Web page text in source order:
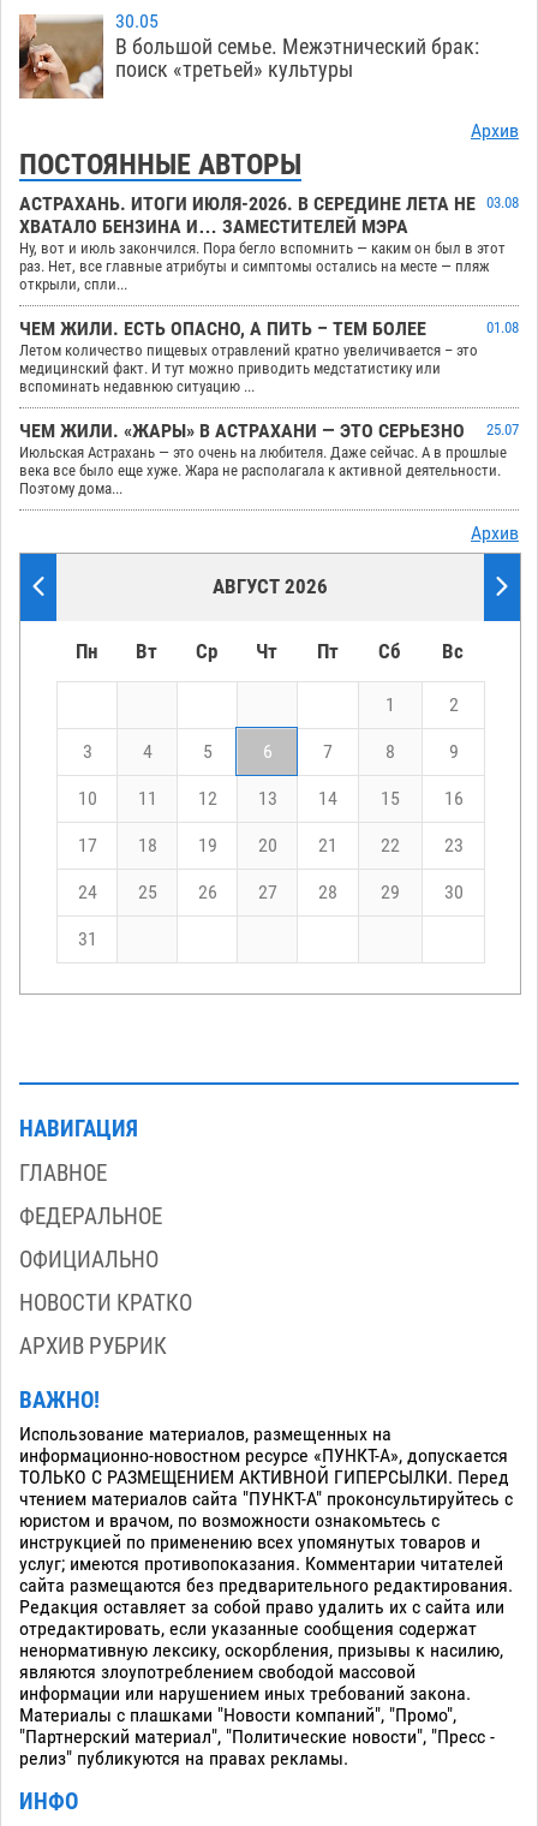
30.05
В большой семье. Межэтнический брак:
поиск «третьей» культуры
Архив
ПОСТОЯННЫЕ АВТОРЫ
АСТРАХАНЬ. ИТОГИ ИЮЛЯ-2026. В СЕРЕДИНЕ ЛЕТА НЕ
ХВАТАЛО БЕНЗИНА И… ЗАМЕСТИТЕЛЕЙ МЭРА
03.08
Ну, вот и июль закончился. Пора бегло вспомнить — каким он был в этот
раз. Нет, все главные атрибуты и симптомы остались на месте — пляж
открыли, спли...
ЧЕМ ЖИЛИ. ЕСТЬ ОПАСНО, А ПИТЬ – ТЕМ БОЛЕЕ
01.08
Летом количество пищевых отравлений кратно увеличивается – это
медицинский факт. И тут можно приводить медстатистику или
вспоминать недавнюю ситуацию ...
ЧЕМ ЖИЛИ. «ЖАРЫ» В АСТРАХАНИ — ЭТО СЕРЬЕЗНО
25.07
Июльская Астрахань — это очень на любителя. Даже сейчас. А в прошлые
века все было еще хуже. Жара не располагала к активной деятельности.
Поэтому дома...
Архив
АВГУСТ 2026
Пн Вт Ср Чт Пт Сб Вс
1 2
3 4 5 6 7 8 9
10 11 12 13 14 15 16
17 18 19 20 21 22 23
24 25 26 27 28 29 30
31
НАВИГАЦИЯ
ГЛАВНОЕ
ФЕДЕРАЛЬНОЕ
ОФИЦИАЛЬНО
НОВОСТИ КРАТКО
АРХИВ РУБРИК
ВАЖНО!
Использование материалов, размещенных на
информационно-новостном ресурсе «ПУНКТ-А», допускается
ТОЛЬКО С РАЗМЕЩЕНИЕМ АКТИВНОЙ ГИПЕРСЫЛКИ. Перед
чтением материалов сайта "ПУНКТ-А" проконсультируйтесь с
юристом и врачом, по возможности ознакомьтесь с
инструкцией по применению всех упомянутых товаров и
услуг; имеются противопоказания. Комментарии читателей
сайта размещаются без предварительного редактирования.
Редакция оставляет за собой право удалить их с сайта или
отредактировать, если указанные сообщения содержат
ненормативную лексику, оскорбления, призывы к насилию,
являются злоупотреблением свободой массовой
информации или нарушением иных требований закона.
Материалы с плашками "Новости компаний", "Промо",
"Партнерский материал", "Политические новости", "Пресс -
релиз" публикуются на правах рекламы.
ИНФО